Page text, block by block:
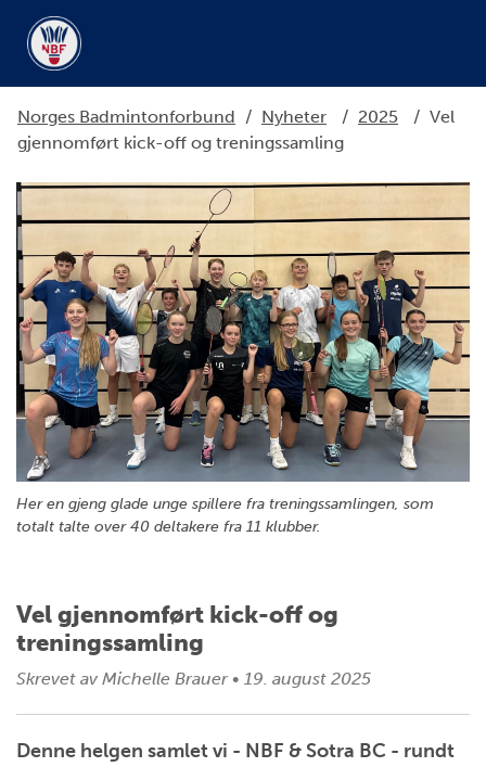
Norges Badmintonforbund / Nyheter / 2025 / Vel
gjennomført kick-off og treningssamling
Her en gjeng glade unge spillere fra treningssamlingen, som
totalt talte over 40 deltakere fra 11 klubber.
Vel gjennomført kick-off og
treningssamling
Skrevet av Michelle Brauer • 19. august 2025
Denne helgen samlet vi - NBF & Sotra BC - rundt